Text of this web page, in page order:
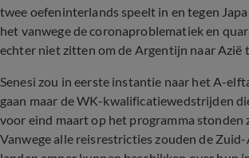
twee oefeninterlands speelt in en tegen
het vanwege de coronaproblematiek en
echter niet zitten om de Argentijn naar Azië
Senesi zou in eerste instantie naar het A-
gaan maar de WK-kwalificatiewedstrijden
voor eind maart op het programma stonden
Vanwege alle reisrestricties zouden de